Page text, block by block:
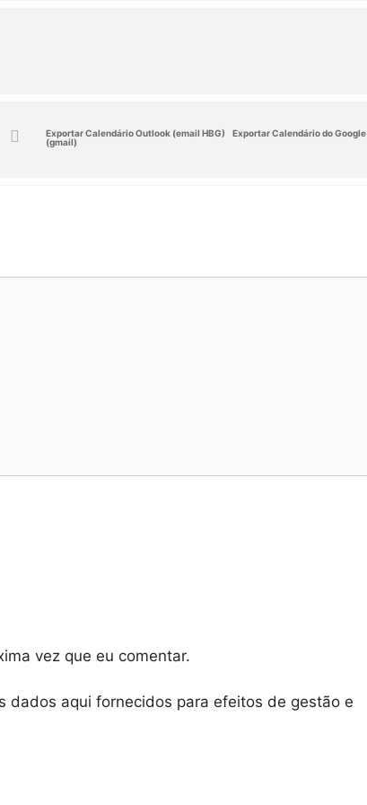
Exportar Calendário Outlook (email HBG)
Exportar Calendário do Google
(gmail)
vez que eu comentar.
dados aqui fornecidos para efeitos de gestão e